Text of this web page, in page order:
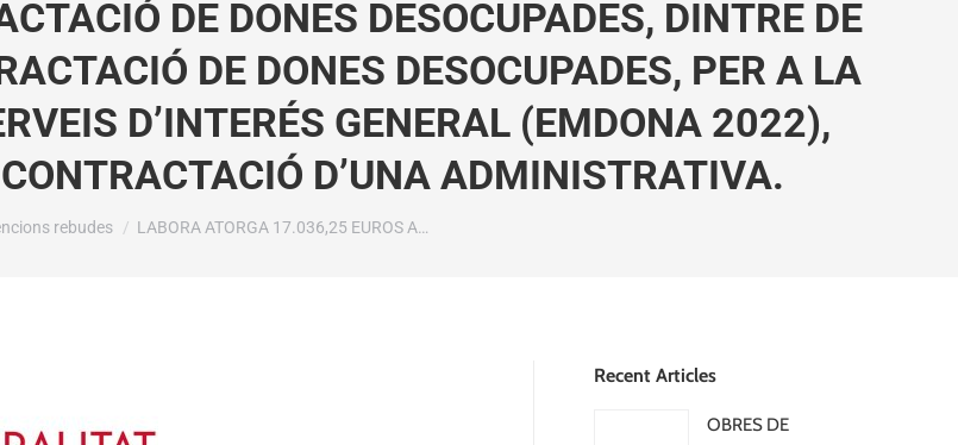
DE DONES DESOCUPADES, DINTRE DE
DE DONES DESOCUPADES, PER A LA
D’INTERÉS GENERAL (EMDONA 2022),
D’UNA ADMINISTRATIVA.
rebudes LABORA ATORGA 17.036,25 EUROS A…
Recent Articles
OBRES DE